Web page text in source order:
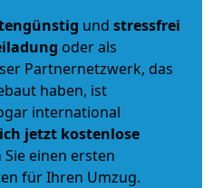
und stressfrei
oder als
Partnernetzwerk, das
haben, ist
international
jetzt kostenlose
einen ersten
für Ihren Umzug.